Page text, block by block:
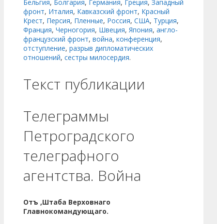
Бельгия, Болгария, Германия, Греция, Западный
фронт, Италия, Кавказский фронт, Красный
Крест, Персия, Пленные, Россия, США, Турция,
Франция, Черногория, Швеция, Япония, англо-
французский фронт, война, конференция,
отступление, разрыв дипломатических
отношений, сестры милосердия.
Текст публикации
Телеграммы
Петроградского
телеграфного
агентства. Война
Отъ ,Штаба Верховнаго
Главнокомандующаго.